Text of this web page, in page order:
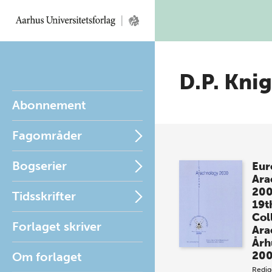
Abonnement
Fagområder
Bogserier
Tidsskrifter
Forlaget skriver
Om forlaget
D.P.